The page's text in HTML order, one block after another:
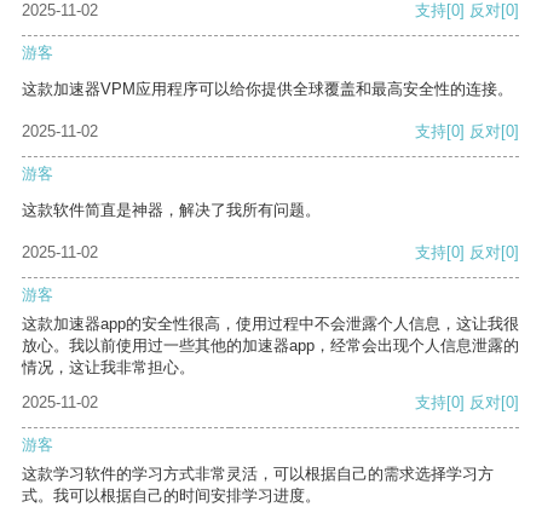
2025-11-02
支持[0] 反对[0]
游客
这款加速器VPM应用程序可以给你提供全球覆盖和最高安全性的连接。
2025-11-02 支持[0] 反对[0]
游客
这款软件简直是神器，解决了我所有问题。
2025-11-02 支持[0] 反对[0]
游客
这款加速器app的安全性很高，使用过程中不会泄露个人信息，这让我很
放心。我以前使用过一些其他的加速器app，经常会出现个人信息泄露的
情况，这让我非常担心。
2025-11-02
支持[0] 反对[0]
游客
这款学习软件的学习方式非常灵活，可以根据自己的需求选择学习方
式。我可以根据自己的时间安排学习进度。